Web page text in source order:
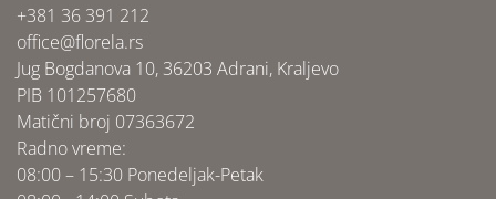
+381 36 391 212
office@florela.rs
Jug Bogdanova 10, 36203 Adrani, Kraljevo
PIB 101257680
Matični broj 07363672
Radno vreme:
08:00 – 15:30 Ponedeljak-Petak